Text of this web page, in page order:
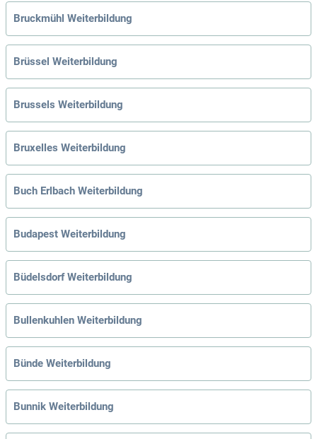
Bruckmühl Weiterbildung
Brüssel Weiterbildung
Brussels Weiterbildung
Bruxelles Weiterbildung
Buch Erlbach Weiterbildung
Budapest Weiterbildung
Büdelsdorf Weiterbildung
Bullenkuhlen Weiterbildung
Bünde Weiterbildung
Bunnik Weiterbildung